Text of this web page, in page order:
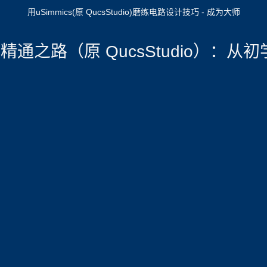
用uSimmics(原 QucsStudio)磨练电路设计技巧 - 成为大师
通之路（原 QucsStudio）：从初